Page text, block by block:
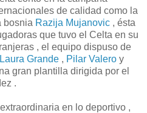
de calidad como la
bosnia Razija Mujanovic , ésta
que tuvo el Celta en su
, el equipo dispuso de
Laura Grande , Pilar Valero y
gran plantilla dirigida por el
.
en lo deportivo ,